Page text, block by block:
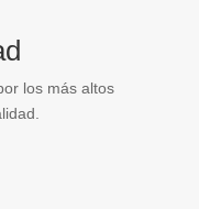
los más altos